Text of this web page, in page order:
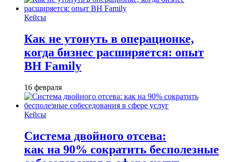
Кейсы
Как не утонуть в операционке,
когда бизнес расширяется: опыт
BH Family
16 февраля
Кейсы
Система двойного отсева:
как на 90% сократить бесполезные